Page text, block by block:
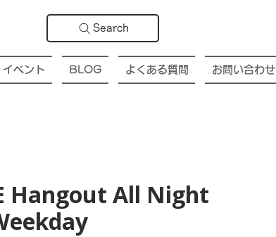
Search
イベント BLOG よくある質問 お問い合わせ
Hangout All Night